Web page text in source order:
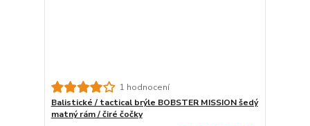
1 hodnocení
Balistické / tactical brýle BOBSTER MISSION šedý
matný rám / čiré čočky